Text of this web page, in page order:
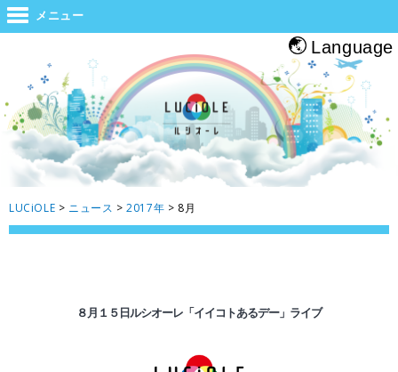
世界と大阪をつなぐジャンクション。旅をする人・帰る人・地元の人がホッと
メニュー
Language
LUCiOLE > ニュース >2017年 > 8月
８月１５日ルシオーレ「イイコトあるデー」ライブ